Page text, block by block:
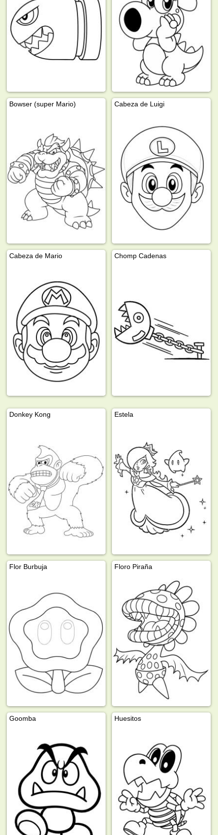
Bowser (super Mario) Cabeza de Luigi
Cabeza de Mario Chomp Cadenas
Donkey Kong Estela
Flor Burbuja Floro Piraña
Goomba Huesitos